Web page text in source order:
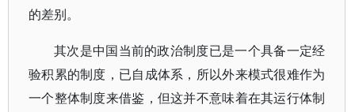
的差别。
其次是中国当前的政治制度已是一个具备一定经
验积累的制度，已自成体系，所以外来模式很难作为
一个整体制度来借鉴，但这并不意味着在其运行体制